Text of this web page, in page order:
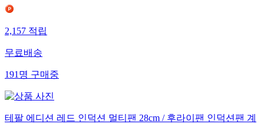
2,157 적립
무료배송
191 명 구매중
테팔 에디션 레드 인덕션 멀티팬 28cm / 후라이팬 인덕션팬 계